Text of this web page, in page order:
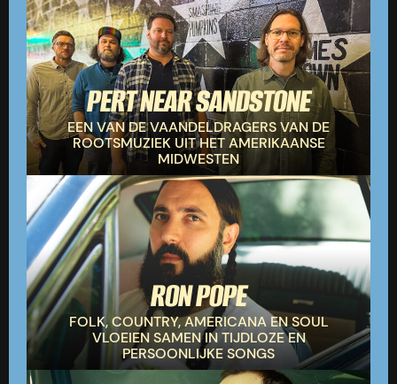
PERT NEAR SANDSTONE
EEN VAN DE VAANDELDRAGERS VAN DE
ROOTSMUZIEK UIT HET AMERIKAANSE
MIDWESTEN
RON POPE
FOLK, COUNTRY, AMERICANA EN SOUL
VLOEIEN SAMEN IN TIJDLOZE EN
PERSOONLIJKE SONGS